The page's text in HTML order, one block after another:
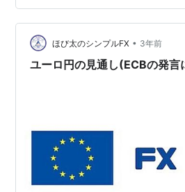
しれません。ただ短期的には、
が優勢となっている為、結果、上
それでは、上記の内容を含め、よ
の見通しを、ほび太が解説し…
ほび太のシンプルFX • 3年前
ユーロ円の見通し(ECBの発言